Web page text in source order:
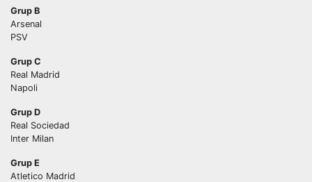
Grup B
Arsenal
PSV
Grup C
Real Madrid
Napoli
Grup D
Real Sociedad
Inter Milan
Grup E
Atletico Madrid